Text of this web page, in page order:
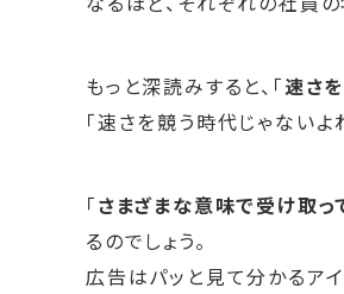
もっと深読みすると、「速さ
「速さを競う時代じゃないよ
「さまざまな意味で受け取っ
るのでしょう。
広告はパッと見て分かるア